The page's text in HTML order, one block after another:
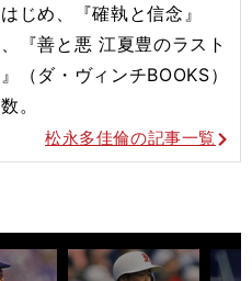
じめ、『確執と信念』
、『善と悪 江夏豊のラスト
（ダ・ヴィンチBOOKS）
。
松永多佳倫の記事一覧